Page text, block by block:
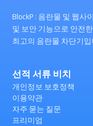
BlockP : 음란물 및 웹사
및 보안 기능으로 안전
최고의 음란물 차단기입
선적 서류 비치
개인정보 보호정책
이용약관
자주 묻는 질문
프리미엄